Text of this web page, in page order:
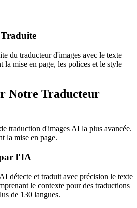
Traduite
du traducteur d'images avec le texte
la mise en page, les polices et le style
Notre Traducteur
traduction d'images AI la plus avancée.
la mise en page.
l'IA
détecte et traduit avec précision le texte
le contexte pour des traductions
de 130 langues.